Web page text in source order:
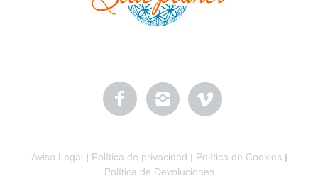
Aviso Legal Política de privacidad Política de Cookies
Política de Devoluciones